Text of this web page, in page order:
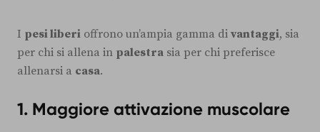
I pesi liberi offrono un’ampia gamma di vantaggi, sia
per chi si allena in palestra sia per chi preferisce
allenarsi a casa.
1. Maggiore attivazione muscolare